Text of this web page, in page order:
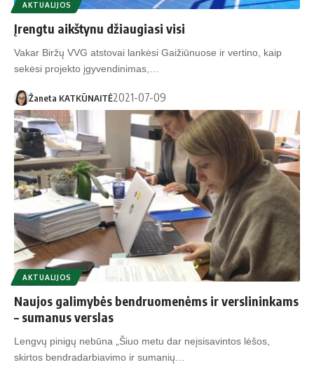
AKTUALIJOS
Įrengtu aikštynu džiaugiasi visi
Vakar Biržų VVG atstovai lankėsi Gaižiūnuose ir vertino, kaip
sekėsi projekto įgyvendinimas,…
Žaneta KATKŪNAITĖ2021-07-09
AKTUALIJOS
Naujos galimybės bendruomenėms ir verslininkams
– sumanus verslas
Lengvų pinigų nebūna „Šiuo metu dar neįsisavintos lėšos,
skirtos bendradarbiavimo ir sumanių…